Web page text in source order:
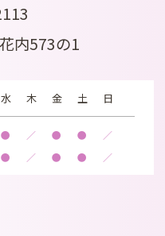
内573の1
水 木 金 土 日
● ／ ● ● ／
● ／ ● ● ／